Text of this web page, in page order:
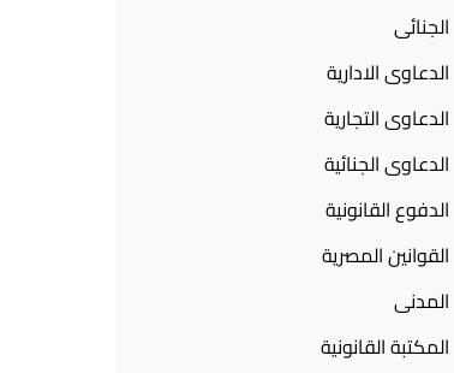
الجنائى
الدعاوى الادارية
الدعاوى التجارية
الدعاوى الجنائية
الدفوع القانونية
القوانين المصرية
المدنى
المكتبة القانونية